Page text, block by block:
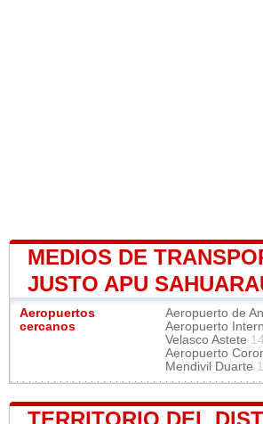
MEDIOS DE
JUSTO APU
Aeropuertos
cercanos
Aeropuerto de
Aeropuerto
Velasco Astete
Aeropuerto
Mendivil Duarte